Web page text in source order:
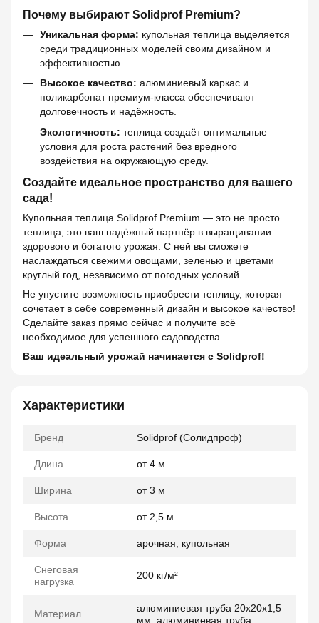
Почему выбирают Solidprof Premium?
Уникальная форма: купольная теплица выделяется
среди традиционных моделей своим дизайном и
эффективностью.
Высокое качество: алюминиевый каркас и
поликарбонат премиум-класса обеспечивают
долговечность и надёжность.
Экологичность: теплица создаёт оптимальные
условия для роста растений без вредного
воздействия на окружающую среду.
Создайте идеальное пространство для вашего
сада!
Купольная теплица Solidprof Premium — это не просто
теплица, это ваш надёжный партнёр в выращивании
здорового и богатого урожая. С ней вы сможете
наслаждаться свежими овощами, зеленью и цветами
круглый год, независимо от погодных условий.
Не упустите возможность приобрести теплицу, которая
сочетает в себе современный дизайн и высокое качество!
Сделайте заказ прямо сейчас и получите всё
необходимое для успешного садоводства.
Ваш идеальный урожай начинается с Solidprof!
Характеристики
Бренд Solidprof (Солидпроф)
Длина от 4 м
Ширина от 3 м
Высота от 2,5 м
Форма арочная, купольная
Снеговая
нагрузка
200 кг/м²
Материал
алюминиевая труба 20x20x1,5
мм, алюминиевая труба